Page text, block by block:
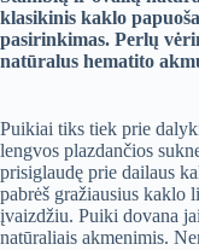
klasikinis kaklo
pasirinkimas. Perlų
natūralus hematito
Puikiai tiks tiek prie
lengvos plazdančios
prisiglaudę prie dailaus
pabrėš gražiausius kaklo
įvaizdžiu. Puiki dovana
natūraliais akmenimis.